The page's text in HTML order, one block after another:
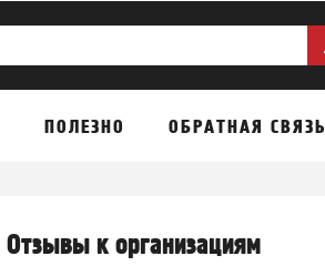
ПОЛЕЗНО ОБРАТНАЯ СВЯЗЬ
Отзывы к организациям